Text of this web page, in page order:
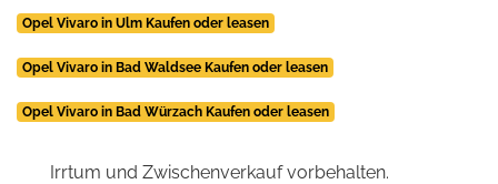
Opel Vivaro in Ulm Kaufen oder leasen
Opel Vivaro in Bad Waldsee Kaufen oder leasen
Opel Vivaro in Bad Würzach Kaufen oder leasen
Irrtum und Zwischenverkauf vorbehalten.